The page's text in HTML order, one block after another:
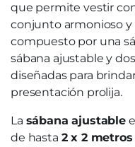
que permite vestir
conjunto armonioso y
compuesto por una
sábana ajustable y
diseñadas para
presentación prolija.
La sábana ajustable
de hasta 2 x 2